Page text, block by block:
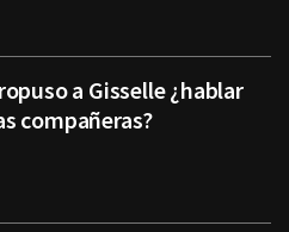
a Gisselle ¿hablar
compañeras?